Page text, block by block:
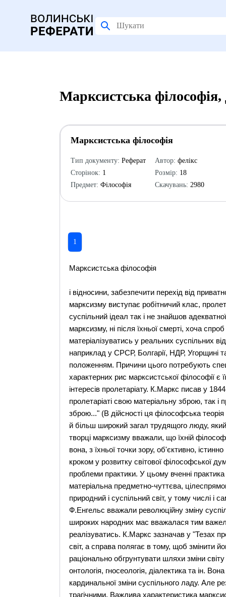
Марксистська
Марксистська філософія
Тип документу: Реферат
Сторінок: 1
Предмет: Філософія
Автор: фелікс
Розмір: 18
Скачувань: 2980
1
Марксистська філософія
і відносини, забезпечити перехід від приватної до суспільної власності. Такою силою у вченні марксизму виступає робітничий клас, пролетаріат. Сьогодні можна сказати, що комуністичний суспільний ідеал так і не знайшов адекватної реалізації на практиці ні за життя фундаторів марксизму, ні після їхньої смерті, хоча спроб було немало. Теорія виявилась безсилою матеріалізуватись у реальних суспільних відносинах, а ті форми, в яких вона втілювалась, наприклад у СРСР, Болгарії, НДР, Угорщині та інших країнах, не відповідали її основним положенням. Причини цього потребують спеціального і неупередженого аналізу. Однією з характерних рис марксистської філософії є її безпосередня спрямованість на захист потреб та інтересів пролетаріату. К.Маркс писав у 1844 p.: "Подібно до того, як філософія знаходить у пролетаріаті свою матеріальну зброю, так і пролетаріат знаходить у філософії свою духовну зброю..." (В дійсності ця філософська теорія мала своєю соціальною базою не лише пролетаріат, а й більш широкий загал трудящого люду, який зазнавав експлуатації з боку буржуазії.) При цьому творці марксизму вважали, що їхній філософській теорії властиві також ознаки науки, оскільки вона, з їхньої точки зору, об'єктивно, істинно відображає тенденції розвитку дійсності. Важливим кроком у розвитку світової філософської думки стала розробка в рамках філософії марксизму проблеми практики. У цьому вченні практика займає одне з центральних місць і траєктується як матеріальна предметно-чуттєва, цілеспрямована діяльність людини, завдяки якій змінюються природний і суспільний світ, у тому числі і сама людина. Вищим рівнем практики К.Маркс і Ф.Енгельс вважали революційну зміну суспільних відносин. Революційна практика пролетаріату і широких народних мас вважалася тим важелем, за допомогою якого ця філософська теорія могла реалізуватись. К.Маркс зазначав у "Тезах про Фейербаха": "Філософи лише по-різному пояснювали світ, а справа полягає в тому, щоб змінити його". По суті вся марксистська філософія — це спроба раціонально обгрунтувати шляхи зміни світу на кращий. Цій ідеї підпорядковані всі її складові — онтологія, гносеологія, діалектика та ін. Вона стала духовною зброєю в руках тих, хто бажав кардинальної зміни суспільного ладу. Але результати застосування цієї зброї виявились трагічними. Важлива характеристика марксистської філософії — її атеїзм. У цьому вченні релігія піддається нищівній критиці з використанням досягнень науки та надбань попередньої філософії, насамперед французьких просвітителів XVIII ст. та вчення Л.Фейербаха. Як уже зазначалось, марксизм було створено в Німеччині. Але поступово він виходить за її межі, поширюється в інших країнах. Свій внесок в розробку та пропаганду марксистської філософії зробила плеяда політичних діячів, учених, теоретиків, які жили і творили у період активної діяльності К.Маркса та Ф.Енгельса або відразу після їх смерті. У Німеччині - це Й.Діцген (1828-1888 pp.), К.Шорлеммер (1834-1892 pp.), А.Бебель (1840-1913 pp.), Ф.Мерінг (1846-1919 pp.), у Франції — П.Лафарг (1842-1911 pp.), в Італії — А.Лабріола (1843-1904 pp.), у Болгарії — Д.Благоєв (1855-1924 pp.), у Росії — Г.В.Плеханов (1856-1918pp.). Виникнення і розвиток марксистської філософії, без сумніву, є якісним стрибком в історико-філософському процесі. Багато складних проблем буття людини, суспільства, природи, розвитку науки, методології пізнання і практики набули в ній принципово нової інтерпретації. В рамках самого марксизму поява цього вчення розглядається як революційний переворот у філософії. Але нерозумною є як абсолютизація даної філософської теорії, що мала місце в СРСР таінших країнах соціалістичного табору, так і її огульна, поверхова і неконструктивна критика. До марксистської філософії потрібно підходити, як і до інших філософських вчень, виважено і неупереджено. В ході подальшого суспільного розвитку одні її ідеї збереглися і розвивалися, інші піддані критиці та запереченню. Нові соціальні умови потребують нових підходів, нового філософського осмислення. Мабуть, лише історія зможе дати цій філософії неупереджену оцінку. Серед послідовників вчення К. Маркса і Ф.Енгельса особливе місце належить В.І.Леніну. Філософські ідеї марксизму дістали в ленінських працях подальший розвиток. Розглядати і оцінювати його необхідно, беручи до уваги щонайменше дві групи чинників. Перша група пов'язана з соціально-економічним розвитком капіталізму, у тому числі в Росії наприкінці XIX — початку XX ст., і духовно-політичними процесами, що мали місце на той час в суспільстві. Друга — має свої корені в науці. Кінець XIX — початок XX ст. — це час наукових відкриттів у фізиці, що не вписувались у традиційну наукову картину світу, суперечили